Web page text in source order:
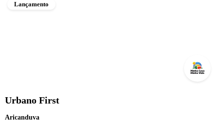
Lançamento
Urbano First
Aricanduva